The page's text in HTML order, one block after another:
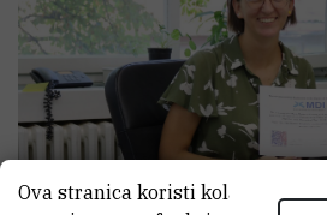
Ova stranica koristi kolačiće.